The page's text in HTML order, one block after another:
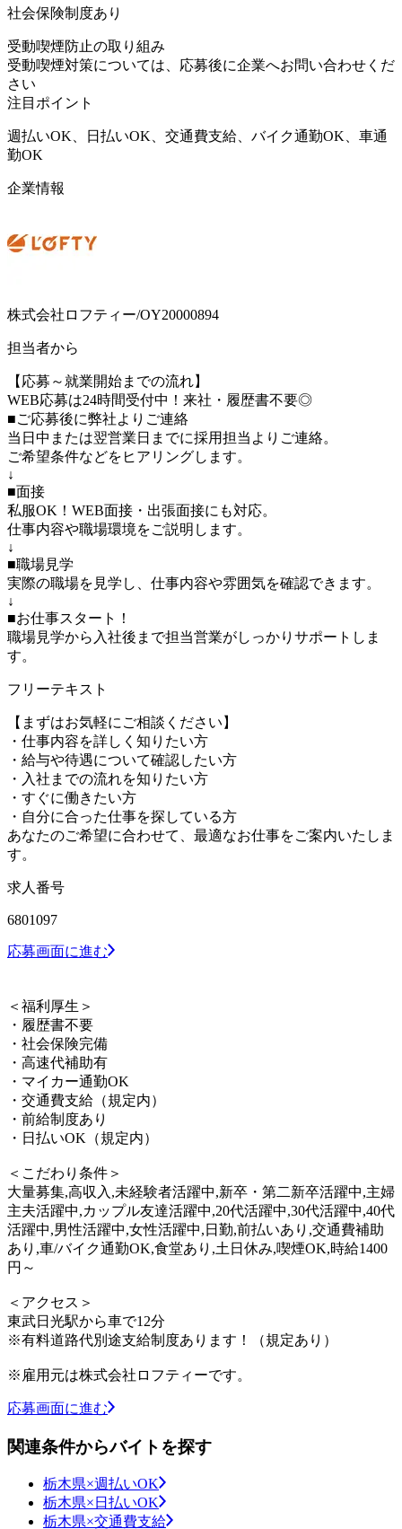
社会保険制度あり
受動喫煙防止の取り組み
受動喫煙対策については、応募後に企業へお問い合わせくだ
さい
注目ポイント
週払いOK、日払いOK、交通費支給、バイク通勤OK、車通
勤OK
企業情報
株式会社ロフティー/OY20000894
担当者から
【応募～就業開始までの流れ】
WEB応募は24時間受付中！来社・履歴書不要◎
■ご応募後に弊社よりご連絡
当日中または翌営業日までに採用担当よりご連絡。
ご希望条件などをヒアリングします。
↓
■面接
私服OK！WEB面接・出張面接にも対応。
仕事内容や職場環境をご説明します。
↓
■職場見学
実際の職場を見学し、仕事内容や雰囲気を確認できます。
↓
■お仕事スタート！
職場見学から入社後まで担当営業がしっかりサポートしま
す。
フリーテキスト
【まずはお気軽にご相談ください】
・仕事内容を詳しく知りたい方
・給与や待遇について確認したい方
・入社までの流れを知りたい方
・すぐに働きたい方
・自分に合った仕事を探している方
あなたのご希望に合わせて、最適なお仕事をご案内いたしま
す。
求人番号
6801097
応募画面に進む
＜福利厚生＞
・履歴書不要
・社会保険完備
・高速代補助有
・マイカー通勤OK
・交通費支給（規定内）
・前給制度あり
・日払いOK（規定内）
＜こだわり条件＞
大量募集,高収入,未経験者活躍中,新卒・第二新卒活躍中,主婦
主夫活躍中,カップル友達活躍中,20代活躍中,30代活躍中,40代
活躍中,男性活躍中,女性活躍中,日勤,前払いあり,交通費補助
あり,車/バイク通勤OK,食堂あり,土日休み,喫煙OK,時給1400
円～
＜アクセス＞
東武日光駅から車で12分
※有料道路代別途支給制度あります！（規定あり）
※雇用元は株式会社ロフティーです。
応募画面に進む
関連条件からバイトを探す
栃木県×週払いOK
栃木県×日払いOK
栃木県×交通費支給